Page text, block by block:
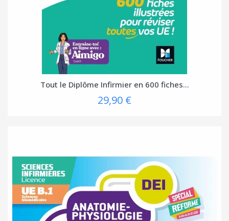
Tout le Diplôme Infirmier en 600 fiches...
29,90 €